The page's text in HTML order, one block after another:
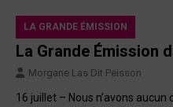
LA GRANDE ÉMISSION
La Grande Émission
Morgane Las Dit Peisson
16 juillet – Nous n’avons aucun